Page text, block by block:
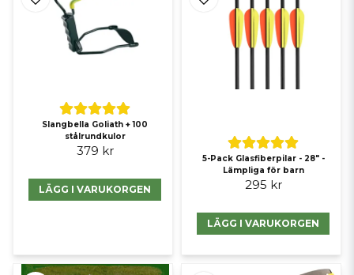
Slangbella Goliath + 100
stålrundkulor
379 kr
LÄGG I VARUKORGEN
5-Pack Glasfiberpilar - 28" -
Lämpliga för barn
295 kr
LÄGG I VARUKORGEN